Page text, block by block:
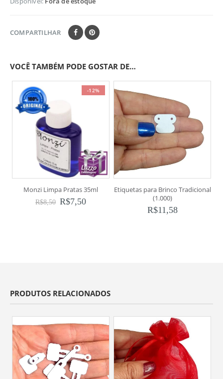
COMPARTILHAR
VOCÊ TAMBÉM PODE GOSTAR DE…
-12%
Monzi Limpa Pratas 35ml
R$8,50 R$7,50
Etiquetas para Brinco Tradicional
(1.000)
R$11,58
PRODUTOS RELACIONADOS